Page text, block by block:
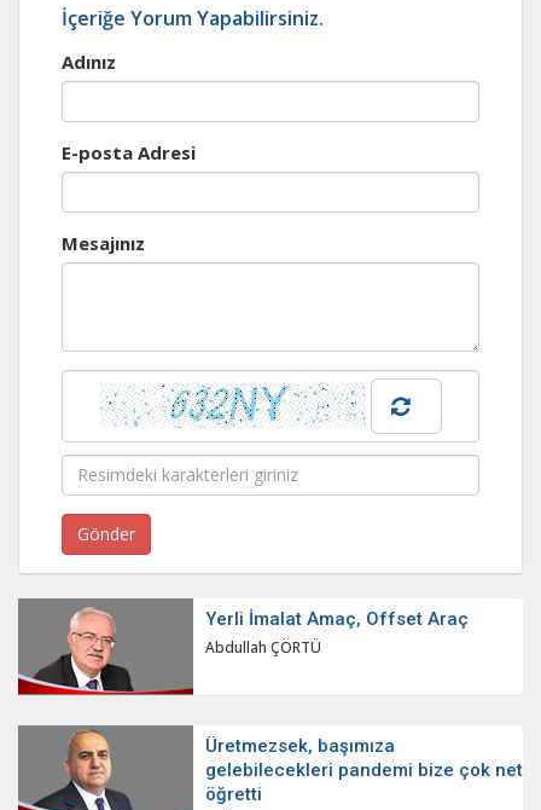
İçeriğe Yorum Yapabilirsiniz.
Adınız
E-posta Adresi
Mesajınız
Yerli İmalat Amaç, Offset Araç
Abdullah ÇÖRTÜ
Üretmezsek, başımıza
gelebilecekleri pandemi bize çok net
öğretti